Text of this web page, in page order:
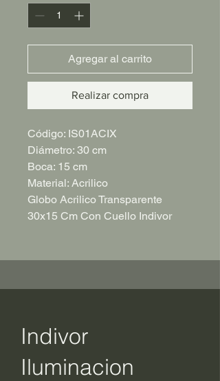
Agregar al carrito
Realizar compra
Código: IS01ACIX
Diámetro: 30 cm
Boca: 15 cm
Material: Acrilico
Globo Acrilico Transparente
30x15 Cm Con Cuello Indivor
Indivor
Iluminacion